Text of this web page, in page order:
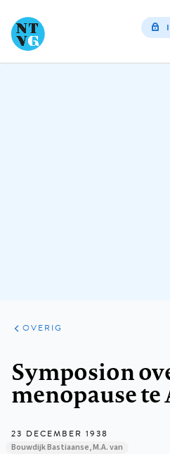
ARTIKELEN
OVERIG
OVERIG
Symposion
menopause
23 DECEMBER 1938
Bouwdijk Bastiaanse, M.A. van